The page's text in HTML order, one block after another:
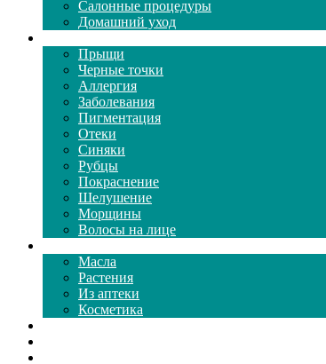
Салонные процедуры
Домашний уход
Прыщи
Черные точки
Аллергия
Заболевания
Пигментация
Отеки
Синяки
Рубцы
Покраснение
Шелушение
Морщины
Волосы на лице
Масла
Растения
Из аптеки
Косметика